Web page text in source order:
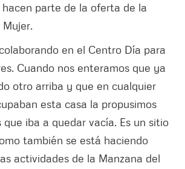
parte de la oferta de la
en el Centro Día para
Cuando nos enteramos que ya
otro arriba y que en cualquier
esta casa la propusimos
que iba a quedar vacía. Es un sitio
también se está haciendo
actividades de la Manzana del